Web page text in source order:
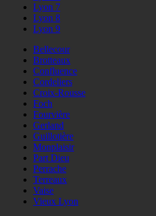
Lyon 7
Lyon 8
Lyon 9
Bellecour
Brotteaux
Confluence
Cordeliers
Croix-Rousse
Foch
Fourvière
Gerland
Guillotière
Monplaisir
Part Dieu
Perrache
Terreaux
Vaise
Vieux Lyon